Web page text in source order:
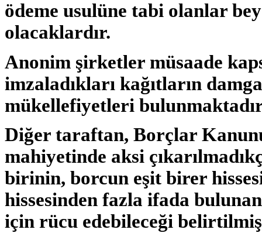
ödeme usulüne tabi olanlar
olacaklardır.
Anonim şirketler müsaade
imzaladıkları kağıtların
mükellefiyetleri
Diğer taraftan, Borçlar
mahiyetinde aksi
birinin, borcun eşit birer
hissesinden fazla ifada
için rücu edebileceği